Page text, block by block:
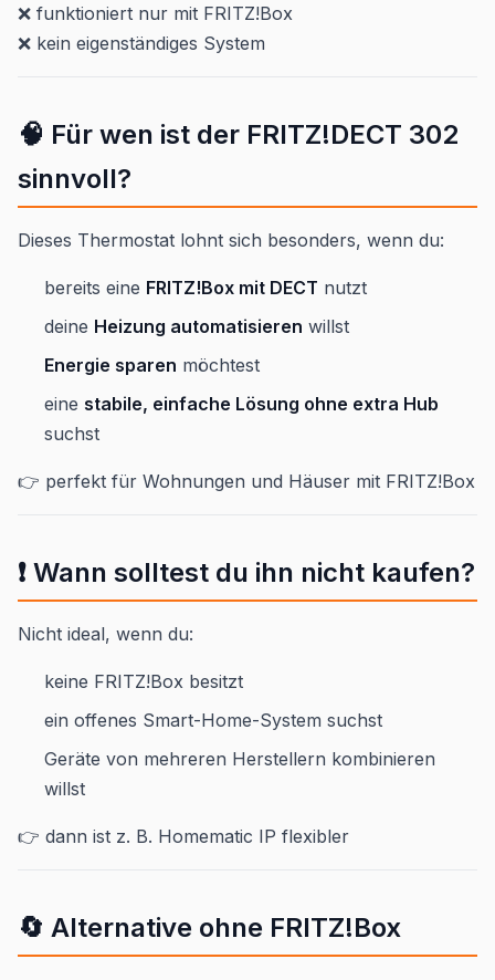
❌ funktioniert nur mit FRITZ!Box
❌ kein eigenständiges System
🧠 Für wen ist der FRITZ!DECT 302
sinnvoll?
Dieses Thermostat lohnt sich besonders, wenn du:
bereits eine FRITZ!Box mit DECT nutzt
deine Heizung automatisieren willst
Energie sparen möchtest
eine stabile, einfache Lösung ohne extra Hub
suchst
👉 perfekt für Wohnungen und Häuser mit FRITZ!Box
❗ Wann solltest du ihn nicht kaufen?
Nicht ideal, wenn du:
keine FRITZ!Box besitzt
ein offenes Smart-Home-System suchst
Geräte von mehreren Herstellern kombinieren
willst
👉 dann ist z. B. Homematic IP flexibler
🔄 Alternative ohne FRITZ!Box